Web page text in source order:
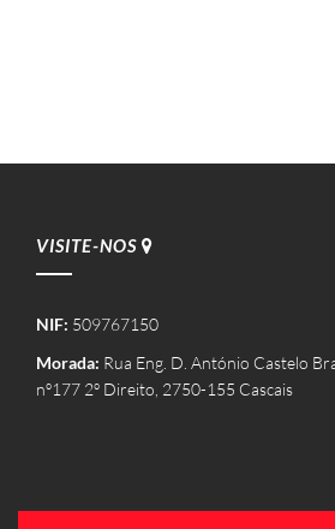
VISITE-NOS
NIF: 509767150
Morada: Rua Eng. D. António Castelo
nº177 2º Direito, 2750-155 Cascais